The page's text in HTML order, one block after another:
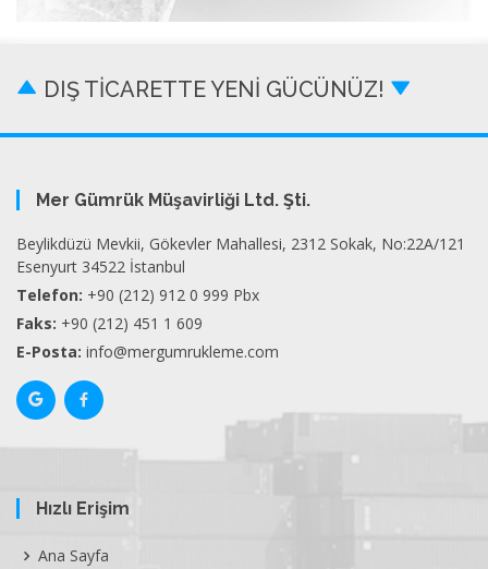
DIŞ TİCARETTE YENİ GÜCÜNÜZ!
Mer Gümrük Müşavirliği Ltd. Şti.
Beylikdüzü Mevkii, Gökevler Mahallesi, 2312 Sokak, No:22A/121
Esenyurt 34522 İstanbul
Telefon: +90 (212) 912 0 999 Pbx
Faks: +90 (212) 451 1 609
E-Posta: info@mergumrukleme.com
Hızlı Erişim
Ana Sayfa